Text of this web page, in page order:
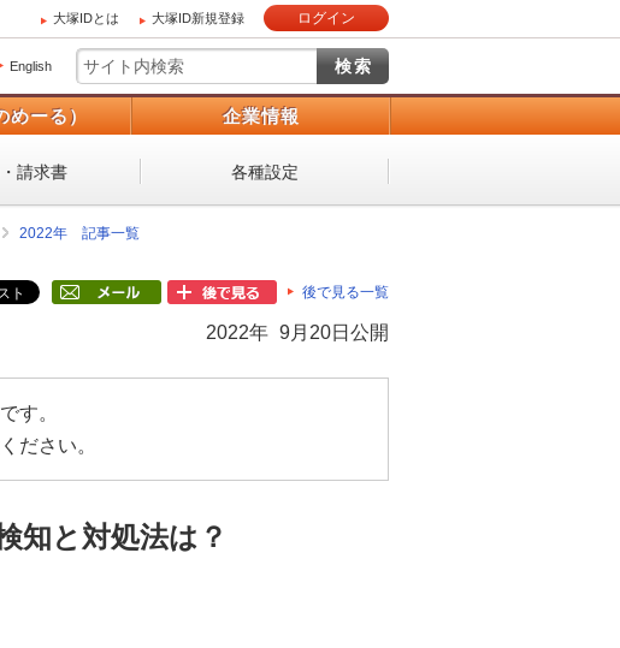
大塚IDとは 大塚ID新規登録 ログイン
English
めーる） 企業情報
請求書 各種設定
2022年 記事一覧
後で見る一覧
2022年 9月20日公開
す。
ださい。
知と対処法は？